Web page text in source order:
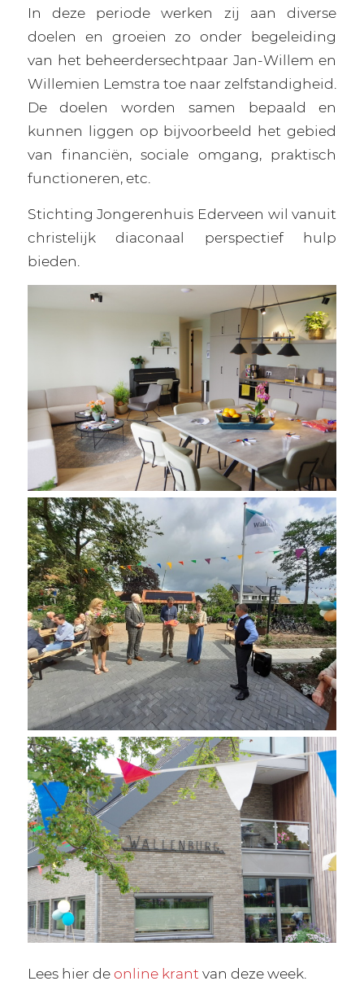
In deze periode werken zij aan diverse
doelen en groeien zo onder begeleiding
van het beheerdersechtpaar Jan-Willem en
Willemien Lemstra toe naar zelfstandigheid.
De doelen worden samen bepaald en
kunnen liggen op bijvoorbeeld het gebied
van financiën, sociale omgang, praktisch
functioneren, etc.
Stichting Jongerenhuis Ederveen wil vanuit
christelijk diaconaal perspectief hulp
bieden.
Lees hier deonline krant van deze week.